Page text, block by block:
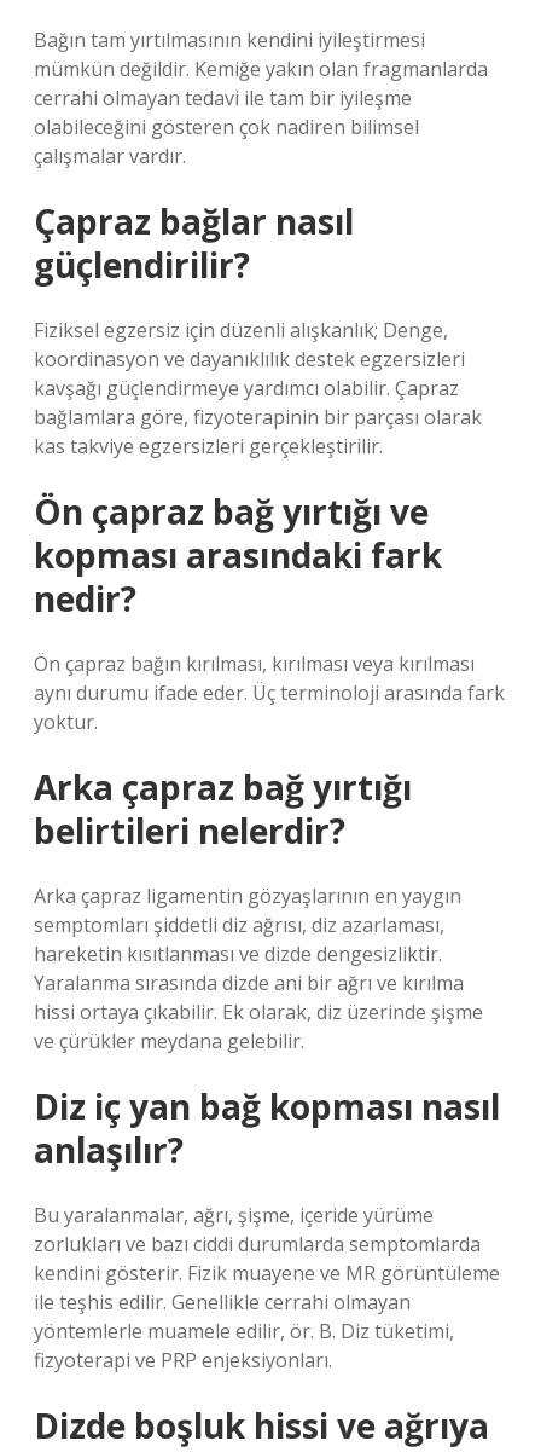
Bağın tam yırtılmasının kendini iyileştirmesi
mümkün değildir. Kemiğe yakın olan fragmanlarda
cerrahi olmayan tedavi ile tam bir iyileşme
olabileceğini gösteren çok nadiren bilimsel
çalışmalar vardır.
Çapraz bağlar nasıl
güçlendirilir?
Fiziksel egzersiz için düzenli alışkanlık; Denge,
koordinasyon ve dayanıklılık destek egzersizleri
kavşağı güçlendirmeye yardımcı olabilir. Çapraz
bağlamlara göre, fizyoterapinin bir parçası olarak
kas takviye egzersizleri gerçekleştirilir.
Ön çapraz bağ yırtığı ve
kopması arasındaki fark
nedir?
Ön çapraz bağın kırılması, kırılması veya kırılması
aynı durumu ifade eder. Üç terminoloji arasında fark
yoktur.
Arka çapraz bağ yırtığı
belirtileri nelerdir?
Arka çapraz ligamentin gözyaşlarının en yaygın
semptomları şiddetli diz ağrısı, diz azarlaması,
hareketin kısıtlanması ve dizde dengesizliktir.
Yaralanma sırasında dizde ani bir ağrı ve kırılma
hissi ortaya çıkabilir. Ek olarak, diz üzerinde şişme
ve çürükler meydana gelebilir.
Diz iç yan bağ kopması nasıl
anlaşılır?
Bu yaralanmalar, ağrı, şişme, içeride yürüme
zorlukları ve bazı ciddi durumlarda semptomlarda
kendini gösterir. Fizik muayene ve MR görüntüleme
ile teşhis edilir. Genellikle cerrahi olmayan
yöntemlerle muamele edilir, ör. B. Diz tüketimi,
fizyoterapi ve PRP enjeksiyonları.
Dizde boşluk hissi ve ağrıya